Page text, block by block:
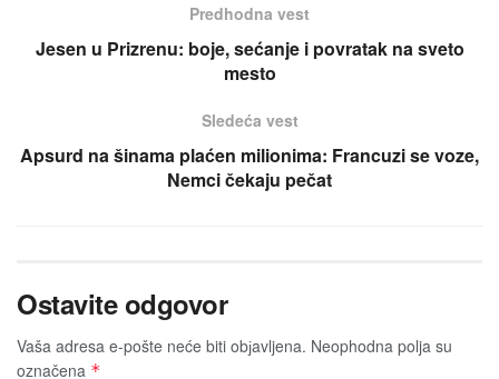
Predhodna vest
Jesen u Prizrenu: boje, sećanje i povratak na sveto
mesto
Sledeća vest
Apsurd na šinama plaćen milionima: Francuzi se voze,
Nemci čekaju pečat
Ostavite odgovor
Vaša adresa e-pošte neće biti obјavljena. Neophodna polja su
označena *